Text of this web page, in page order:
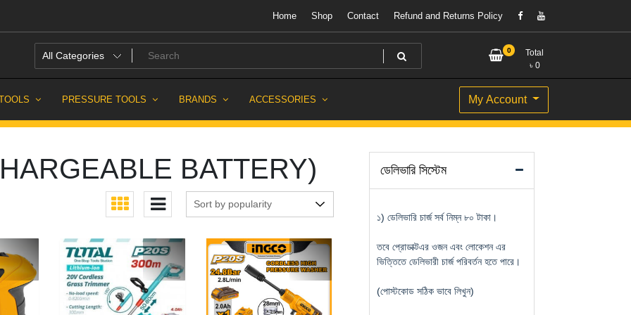
Home Shop Contact Refund and Returns Policy
0
Total
৳ 0
PRESSURE TOOLS BRANDS ACCESSORIES My Account
BATTERY) ডেলিভারি সিস্টেম
১) ডেলিভারি চার্জ সর্ব নিম্ন ৮০ টাকা।
তবে প্রোডাক্টএর ওজন এবং লোকেশন এর
ভিত্তিতে ডেলিভারী চার্জ পরিবর্তন হতে পারে।
(পোস্টকোড সঠিক ভাবে লিখুন)